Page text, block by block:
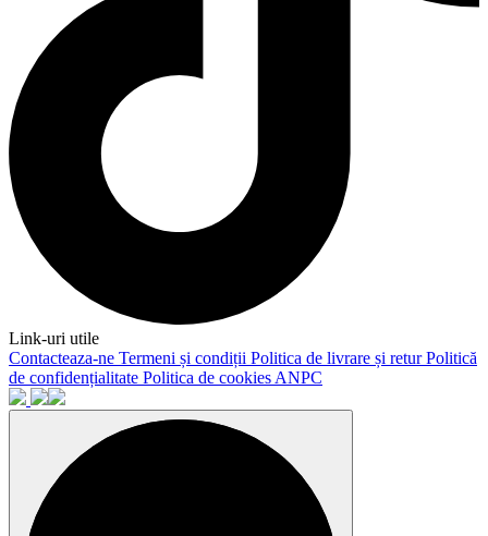
Link-uri utile
Contacteaza-ne Termeni și condiții Politica de livrare și returPolitică
de confidențialitate Politica de cookies ANPC